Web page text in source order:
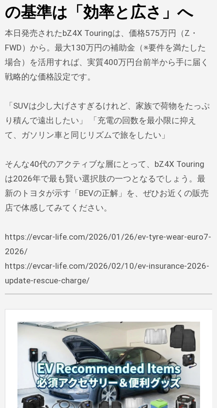
の基準は「効率と広さ」へ
本日発売されたbZ4X Touringは、価格575万円（Z・
FWD）から。最大130万円の補助金（※要件を満たした
場合）を活用すれば、実質400万円台前半から手に届く
戦略的な価格設定です。
「SUVは少し大げさすぎるけれど、家族で荷物をたっぷ
り積んで遠出したい」 「充電の回数を最小限に抑え
て、ガソリン車と同じリズムで旅をしたい」
そんな40代のアクティブな層にとって、bZ4X Touring
は2026年で最も賢い選択肢の一つとなるでしょう。最
新のトヨタが示す「BEVの正解」を、ぜひお近くの販売
店で体感してみてください。
https://evcar-life.com/2026/01/26/ev-tyre-wear-euro7-
2026/
https://evcar-life.com/2026/02/10/ev-insurance-2026-
update-rescue-charge/